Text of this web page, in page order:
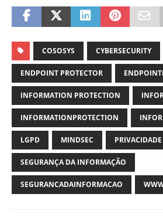
COSOSYS CYBERSECURITY
ENDPOINT PROTECTOR
INFORMATION PROTECTION
INFORMATIONPROTECTION
LGPD MINDSEC PRIVACIDADE
SEGURANÇA DA INFORMAÇÃO
SEGURANCADAINFORMACAO